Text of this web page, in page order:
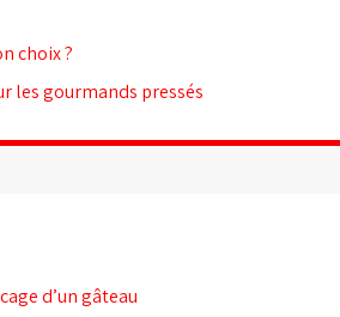
choix ?
les gourmands pressés
d’un gâteau